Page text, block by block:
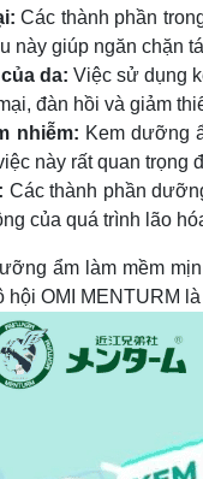
Các thành phần
này giúp ngăn chặn
da: Việc sử dụng
đàn hồi và giảm
nhiễm: Kem dưỡng
này rất quan trọng
Các thành phần
của quá trình lão
ẩm làm mềm
OMI MENTURM